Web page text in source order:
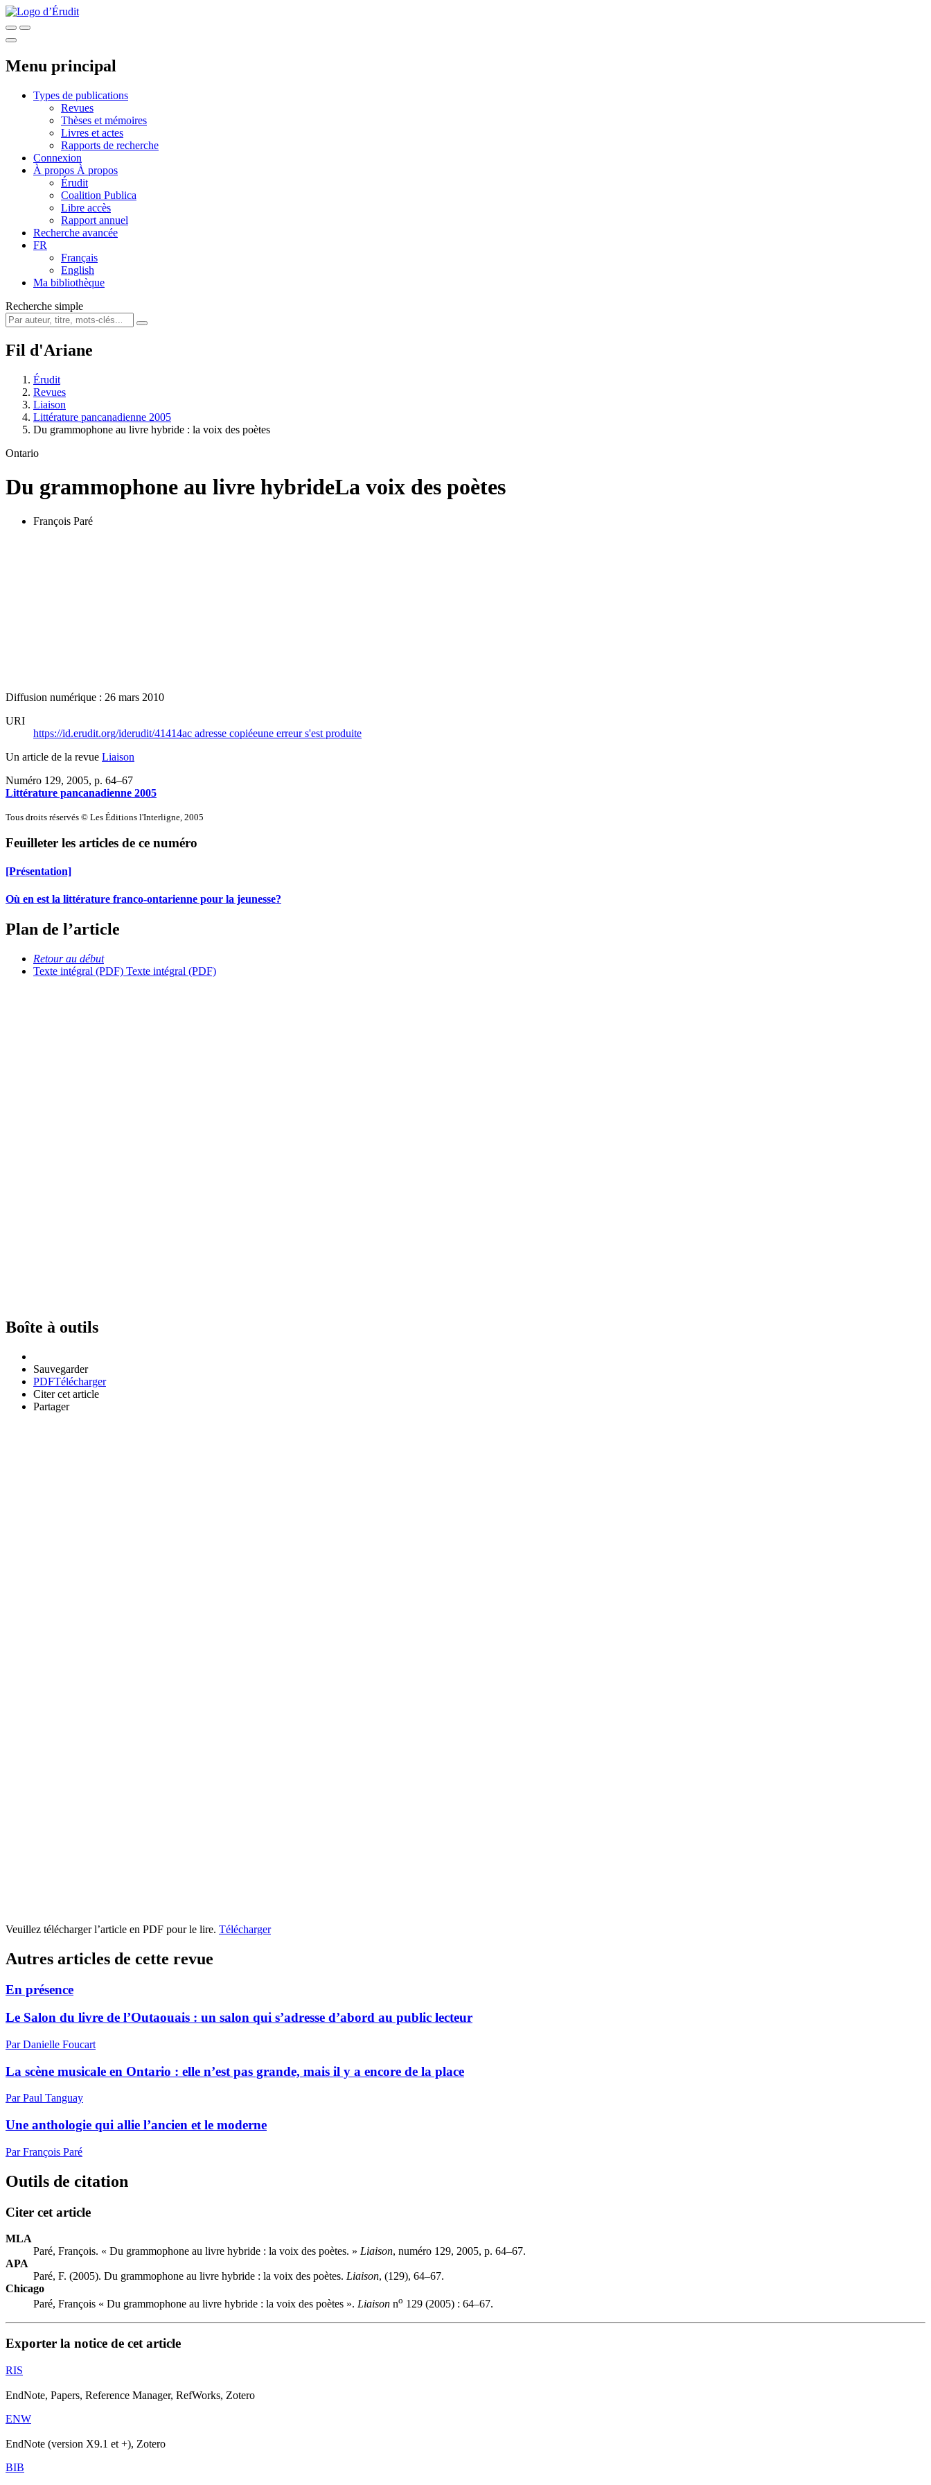
Menu principal
Types de publications
Revues
Thèses et mémoires
Livres et actes
Rapports de recherche
Connexion
À propos À propos
Érudit
Coalition Publica
Libre accès
Rapport annuel
Recherche avancée
FR
Français
English
Ma bibliothèque
Recherche simple
Fil d'Ariane
Érudit
Revues
Liaison
Littérature pancanadienne 2005
Du grammophone au livre hybride : la voix des poètes
Ontario
Du grammophone au livre hybrideLa voix des poètes
François Paré
Diffusion numérique : 26 mars 2010
URI
https://id.erudit.org/iderudit/41414ac adresse copiéeune erreur s'est produite
Un article de la revue Liaison
Numéro 129, 2005, p. 64–67
Littérature pancanadienne 2005
Tous droits réservés © Les Éditions l'Interligne, 2005
Feuilleter les articles de ce numéro
[Présentation]
Où en est la littérature franco-ontarienne pour la jeunesse?
Plan de l’article
Retour au début
Texte intégral (PDF) Texte intégral (PDF)
Boîte à outils
Sauvegarder
PDFTélécharger
Citer cet article
Partager
Veuillez télécharger l’article en PDF pour le lire. Télécharger
Autres articles de cette revue
En présence
Le Salon du livre de l’Outaouais : un salon qui s’adresse d’abord au public lecteur
Par Danielle Foucart
La scène musicale en Ontario : elle n’est pas grande, mais il y a encore de la place
Par Paul Tanguay
Une anthologie qui allie l’ancien et le moderne
Par François Paré
Outils de citation
Citer cet article
MLA
Paré, François. « Du grammophone au livre hybride : la voix des poètes. » Liaison, numéro 129, 2005, p. 64–67.
APA
Paré, F. (2005). Du grammophone au livre hybride : la voix des poètes. Liaison, (129), 64–67.
Chicago
Paré, François « Du grammophone au livre hybride : la voix des poètes ». Liaison no 129 (2005) : 64–67.
Exporter la notice de cet article
RIS
EndNote, Papers, Reference Manager, RefWorks, Zotero
ENW
EndNote (version X9.1 et +), Zotero
BIB